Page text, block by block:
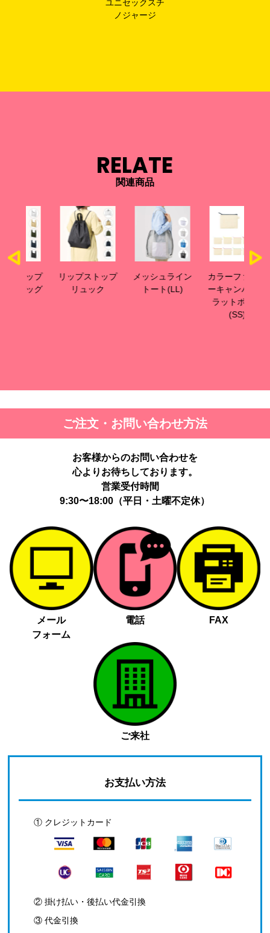
ユニセックスチ
ノジャージ
RELATE
関連商品
リップストップ
リュック
メッシュライン
トート(LL)
カラーファスナ
ーキャンバスフ
ラットポーチ
ご注文・お問い合わせ方法
お客様からのお問い合わせを
心よりお待ちしております。
営業受付時間
9:30〜18:00（平日・土曜不定休）
メール
フォーム
電話 FAX
ご来社
お支払い方法
① クレジットカード
② 掛け払い・後払い代金引換
③ 代金引換